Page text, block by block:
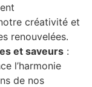
créativité et
renouvelées.
et saveurs :
l’harmonie
de nos